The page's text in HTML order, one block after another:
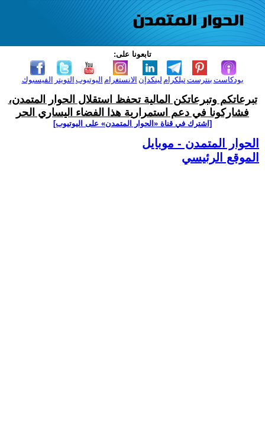
تابعونا على:
الفيسبوك التويتر اليوتيوب الانستغرام لينكدإن تيلكرامبنترست بودكاست
تبرعاتكم وتبرعاتكن المالية تحفظ استقلال الحوار المتمدن،
فشاركونا في دعم استمرارية هذا الفضاء اليساري الحر
[اشترك في قناة ‫«الحوار المتمدن» على اليوتيوب]
الحوار المتمدن - موبايل
الموقع الرئيسي